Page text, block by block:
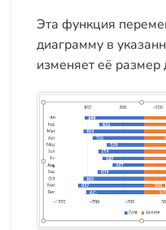
Эта функция
диаграмму в
изменяет её размер